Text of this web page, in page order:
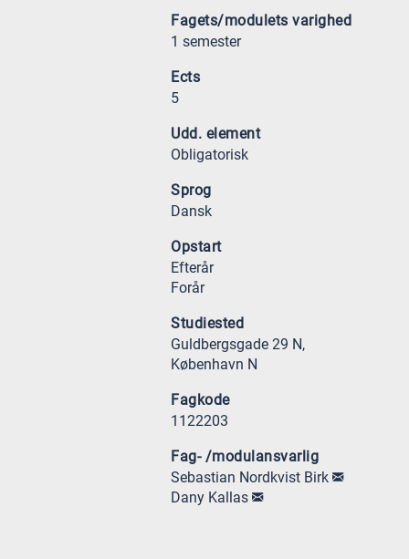
Fagets/modulets varighed
1 semester
Ects
5
Udd. element
Obligatorisk
Sprog
Dansk
Opstart
Efterår
Forår
Studiested
Guldbergsgade 29 N,
København N
Fagkode
1122203
Fag- /modulansvarlig
Sebastian Nordkvist Birk
Dany Kallas